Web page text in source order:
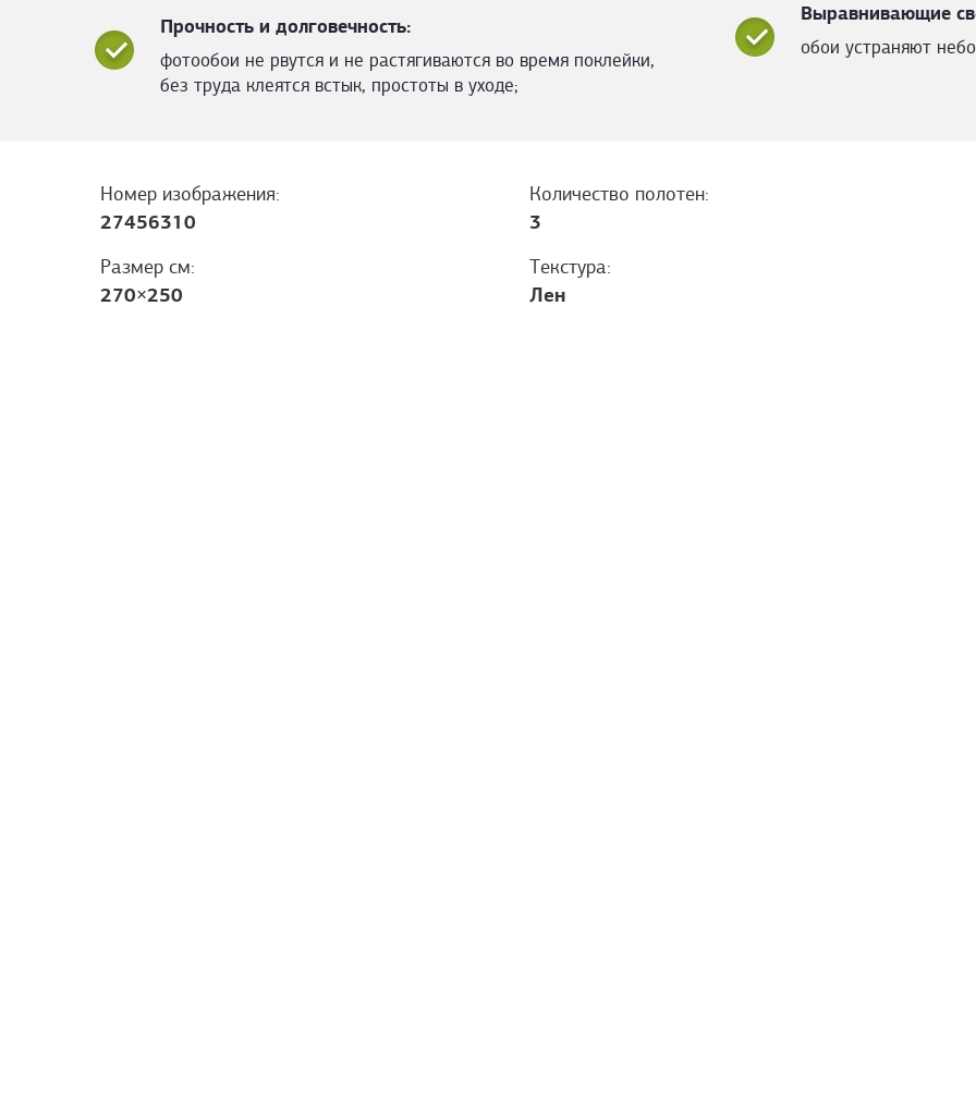
Выравнивающие
обои устраняют
Прочность и долговечность:
фотообои не рвутся и не растягиваются во время поклейки,
без труда клеятся встык, простоты в уходе;
Номер изображения:
27456310
Количество полотен:
3
Размер см:
270×250
Текстура:
Лен